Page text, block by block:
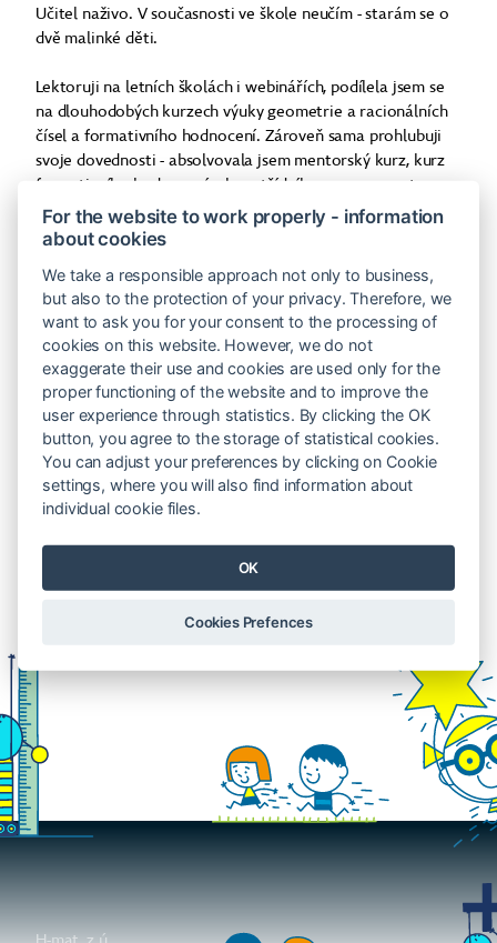
Učitel naživo. V současnosti ve škole neučím - starám se o
dvě malinké děti.
Lektoruji na letních školách i webinářích, podílela jsem se
na dlouhodobých kurzech výuky geometrie a racionálních
čísel a formativního hodnocení. Zároveň sama prohlubuji
svoje dovednosti - absolvovala jsem mentorský kurz, kurz
formativního hodnocení a kurz třídního managementu u
organizace Job.
Baví mě pozorovat, co se jim rodí v hlavách, raduju se s
nimi z nových nápadů, objevených triků, originálních
vysvětlení. Chci tvořit výuku tak, aby mělo každé dítě
možnost se v bezpečném prostředí rozvíjet - v oblasti
matematiky, ve schopnosti samostatně přemýšlet, v
sebepoznání i v mezilidských vztazích.
Certifikovaní lektoři
For the website to work properly - information
about cookies
We take a responsible approach not only to business,
but also to the protection of your privacy. Therefore, we
want to ask you for your consent to the processing of
cookies on this website. However, we do not
exaggerate their use and cookies are used only for the
proper functioning of the website and to improve the
user experience through statistics. By clicking the OK
button, you agree to the storage of statistical cookies.
You can adjust your preferences by clicking on Cookie
settings, where you will also find information about
individual cookie files.
OK
Cookies Prefences